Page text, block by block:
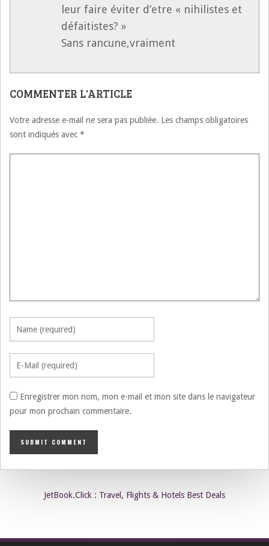
leur faire éviter d’etre « nihilistes et
défaitistes? »
Sans rancune,vraiment
COMMENTER L'ARTICLE
Votre adresse e-mail ne sera pas publiée. Les champs obligatoires
sont indiqués avec *
Enregistrer mon nom, mon e-mail et mon site dans le navigateur
pour mon prochain commentaire.
JetBook.Click : Travel, Flights & Hotels Best Deals